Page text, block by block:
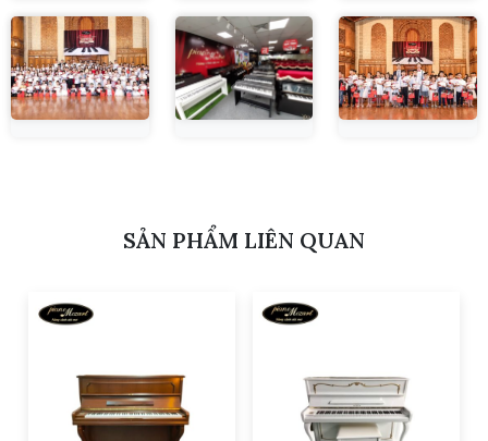
SẢN PHẨM LIÊN QUAN